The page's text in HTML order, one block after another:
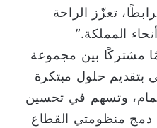
تعزّز الراحة
المملكة.”
مشتركًا بين مجموعة
بتقديم حلول مبتكرة
وتسهم في تحسين
دمج منظومتي القطاع